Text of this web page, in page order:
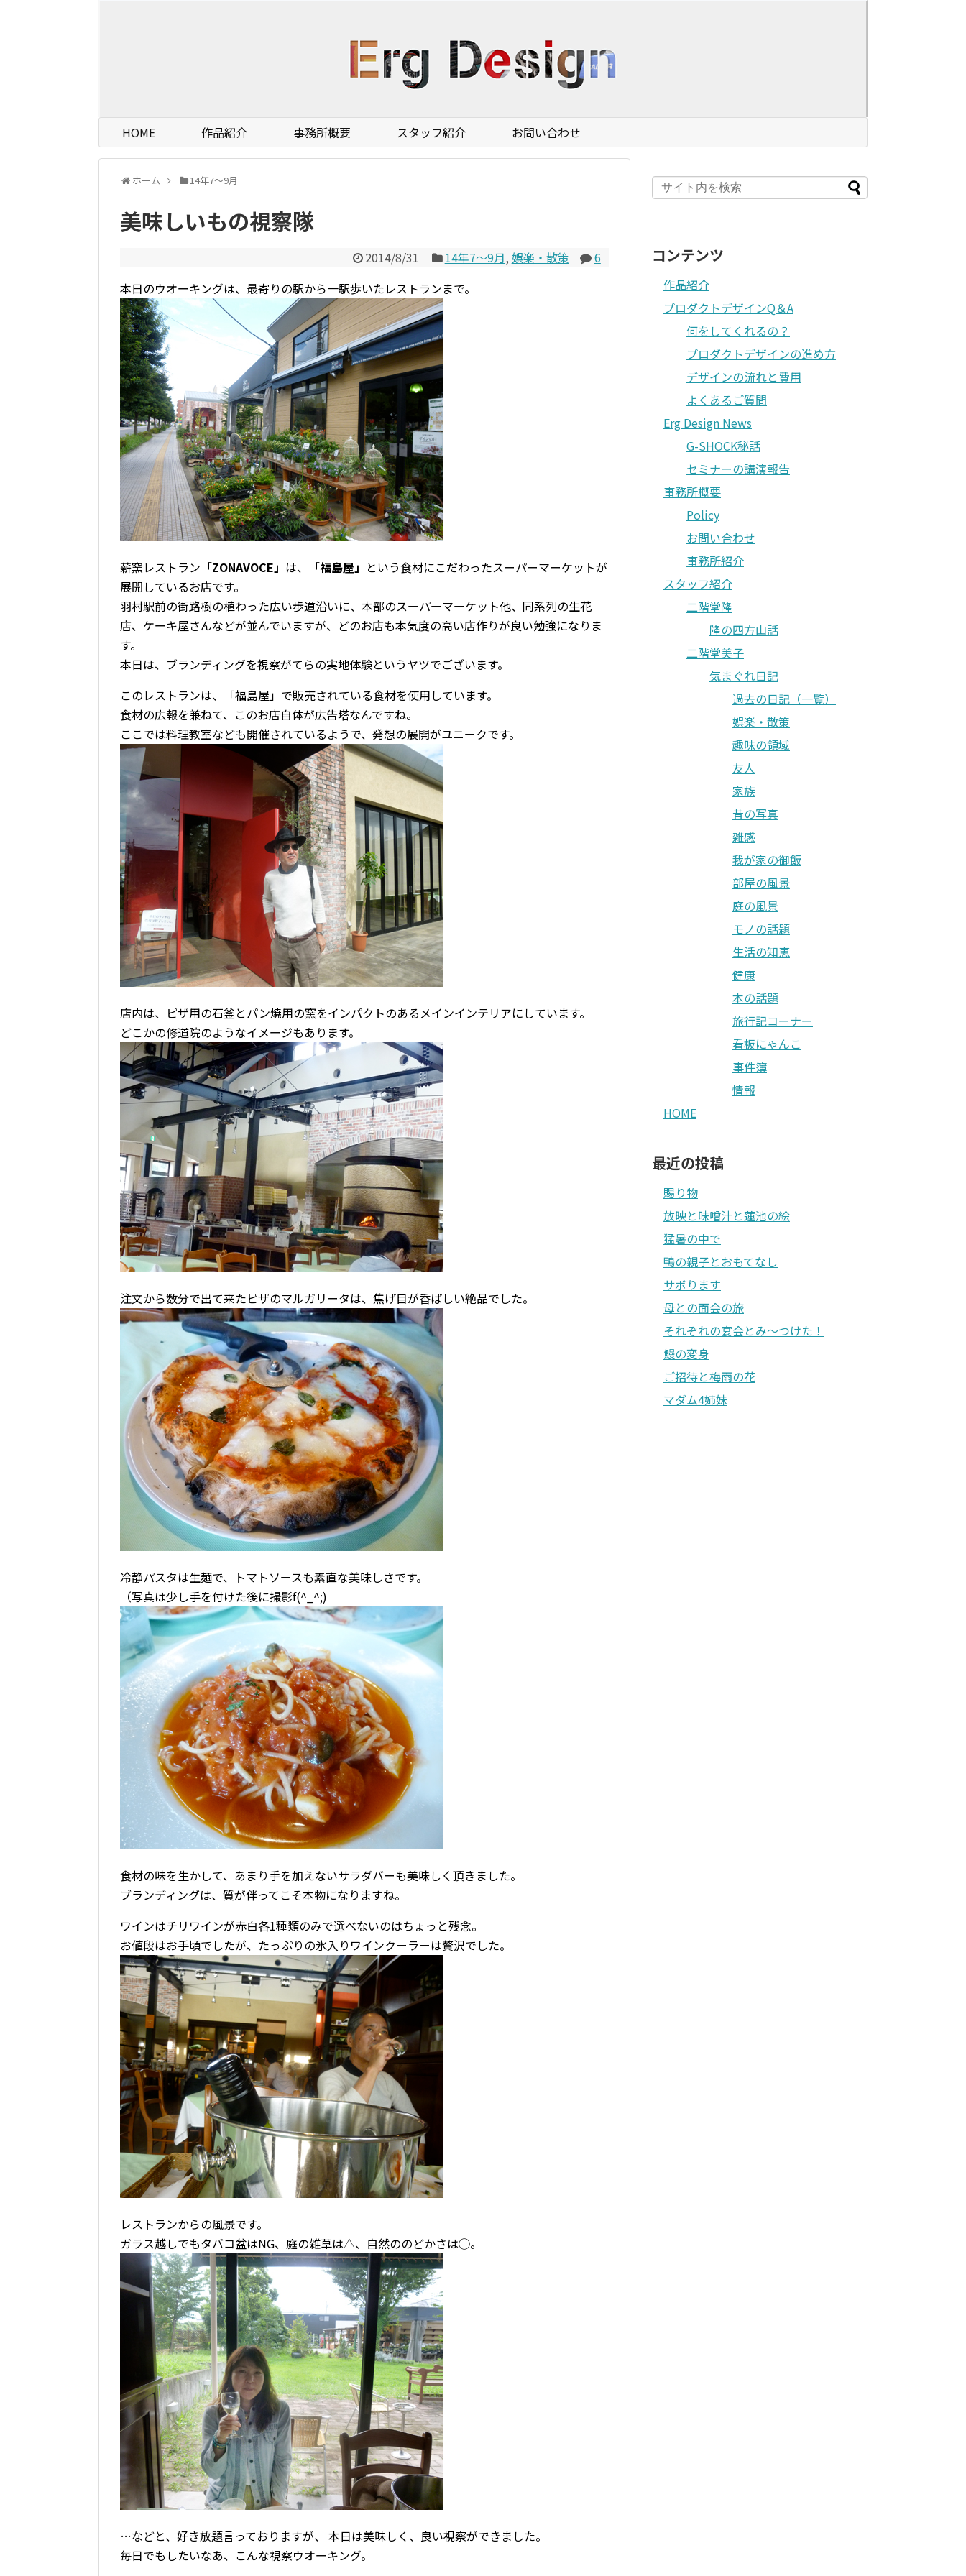
HOME 作品紹介 事務所概要 スタッフ紹介 お問い合わせ
ホーム 14年7〜9月
美味しいもの視察隊
2014/8/31 14年7〜9月, 娯楽・散策
6
本日のウオーキングは、最寄りの駅から一駅歩いたレストランまで。
薪窯レストラン 「ZONAVOCE」 は、 「福島屋」 という食材にこだわったスーパーマーケットが
展開しているお店です。
羽村駅前の街路樹の植わった広い歩道沿いに、本部のスーパーマーケット他、同系列の生花
店、ケーキ屋さんなどが並んでいますが、どのお店も本気度の高い店作りが良い勉強になりま
す。
本日は、ブランディングを視察がてらの実地体験というヤツでございます。
このレストランは、「福島屋」で販売されている食材を使用しています。
食材の広報を兼ねて、このお店自体が広告塔なんですね。
ここでは料理教室なども開催されているようで、発想の展開がユニークです。
店内は、ピザ用の石釜とパン焼用の窯をインパクトのあるメインインテリアにしています。
どこかの修道院のようなイメージもあります。
注文から数分で出て来たピザのマルガリータは、焦げ目が香ばしい絶品でした。
冷静パスタは生麺で、トマトソースも素直な美味しさです。
（写真は少し手を付けた後に撮影f(^_^;)
食材の味を生かして、あまり手を加えないサラダバーも美味しく頂きました。
ブランディングは、質が伴ってこそ本物になりますね。
ワインはチリワインが赤白各1種類のみで選べないのはちょっと残念。
お値段はお手頃でしたが、たっぷりの氷入りワインクーラーは贅沢でした。
レストランからの風景です。
ガラス越しでもタバコ盆はNG、庭の雑草は△、自然ののどかさは◯。
…などと、好き放題言っておりますが、 本日は美味しく、良い視察ができました。
毎日でもしたいなあ、こんな視察ウオーキング。
コンテンツ
作品紹介
プロダクトデザインQ＆A
何をしてくれるの？
プロダクトデザインの進め方
デザインの流れと費用
よくあるご質問
Erg Design News
G-SHOCK秘話
セミナーの講演報告
事務所概要
Policy
お問い合わせ
事務所紹介
スタッフ紹介
二階堂隆
隆の四方山話
二階堂美子
気まぐれ日記
過去の日記（一覧）
娯楽・散策
趣味の領域
友人
家族
昔の写真
雑感
我が家の御飯
部屋の風景
庭の風景
モノの話題
生活の知恵
健康
本の話題
旅行記コーナー
看板にゃんこ
事件簿
情報
HOME
最近の投稿
賜り物
放映と味噌汁と蓮池の絵
猛暑の中で
鴨の親子とおもてなし
サボります
母との面会の旅
それぞれの宴会とみ〜つけた！
鰻の変身
ご招待と梅雨の花
マダム4姉妹